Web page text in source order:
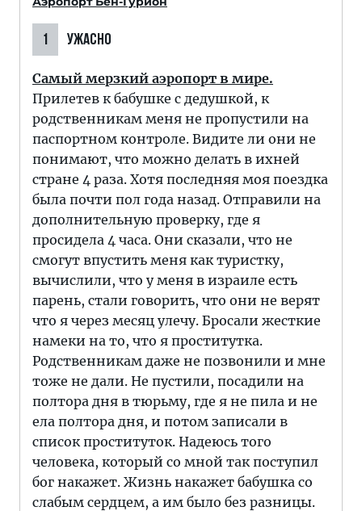
1 УЖАСНО
Самый мерзкий аэропорт в мире.
Прилетев к бабушке с дедушкой, к
родственникам меня не пропустили на
паспортном контроле. Видите ли они не
понимают, что можно делать в ихней
стране 4 раза. Хотя последняя моя поездка
была почти пол года назад. Отправили на
дополнительную проверку, где я
просидела 4 часа. Они сказали, что не
смогут впустить меня как туристку,
вычислили, что у меня в израиле есть
парень, стали говорить, что они не верят
что я через месяц улечу. Бросали жесткие
намеки на то, что я проститутка.
Родственникам даже не позвонили и мне
тоже не дали. Не пустили, посадили на
полтора дня в тюрьму, где я не пила и не
ела полтора дня, и потом записали в
список проституток. Надеюсь того
человека, который со мной так поступил
бог накажет. Жизнь накажет бабушка со
слабым сердцем, а им было без разницы.